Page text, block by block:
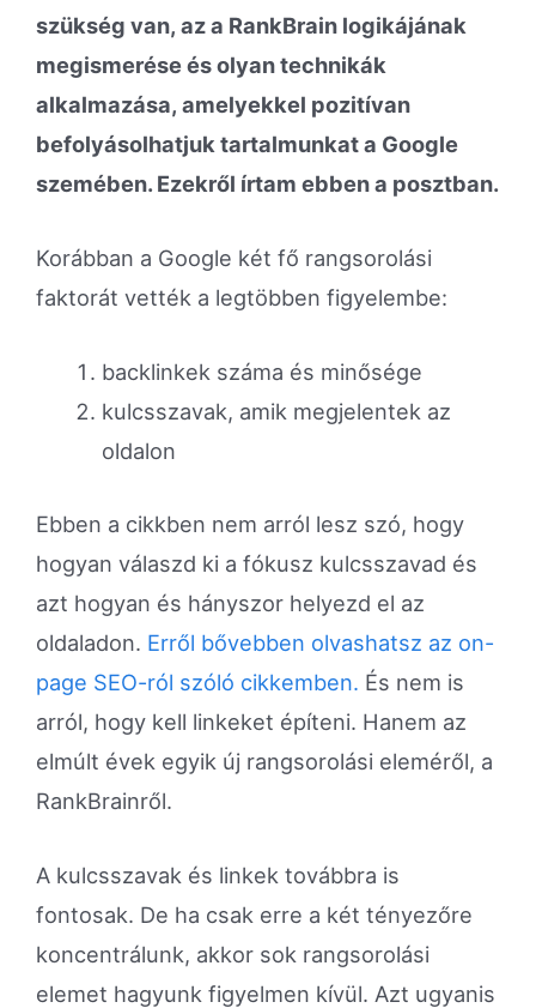
szükség van, az a RankBrain logikájának
megismerése és olyan technikák
alkalmazása, amelyekkel pozitívan
befolyásolhatjuk tartalmunkat a Google
szemében. Ezekről írtam ebben a posztban.
Korábban a Google két fő rangsorolási
faktorát vették a legtöbben figyelembe:
backlinkek száma és minősége
kulcsszavak, amik megjelentek az
oldalon
Ebben a cikkben nem arról lesz szó, hogy
hogyan válaszd ki a fókusz kulcsszavad és
azt hogyan és hányszor helyezd el az
oldaladon. Erről bővebben olvashatsz az on-
page SEO-ról szóló cikkemben. És nem is
arról, hogy kell linkeket építeni. Hanem az
elmúlt évek egyik új rangsorolási eleméről, a
RankBrainről.
A kulcsszavak és linkek továbbra is
fontosak. De ha csak erre a két tényezőre
koncentrálunk, akkor sok rangsorolási
elemet hagyunk figyelmen kívül. Azt ugyanis